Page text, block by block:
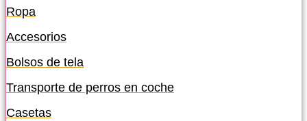
Ropa
Accesorios
Bolsos de tela
Transporte de perros en coche
Casetas